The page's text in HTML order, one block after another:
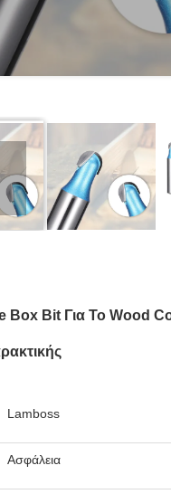
Box Bit Για Το Wood
Lamboss
Ασφάλεια